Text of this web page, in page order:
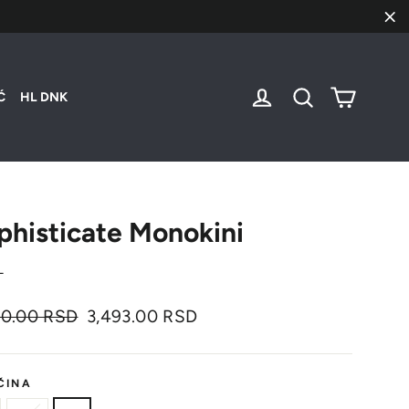
HL DNK Uloguj sePretražiKorpa
Monokini
RSD Cena
popustom
3,493.00 RSD